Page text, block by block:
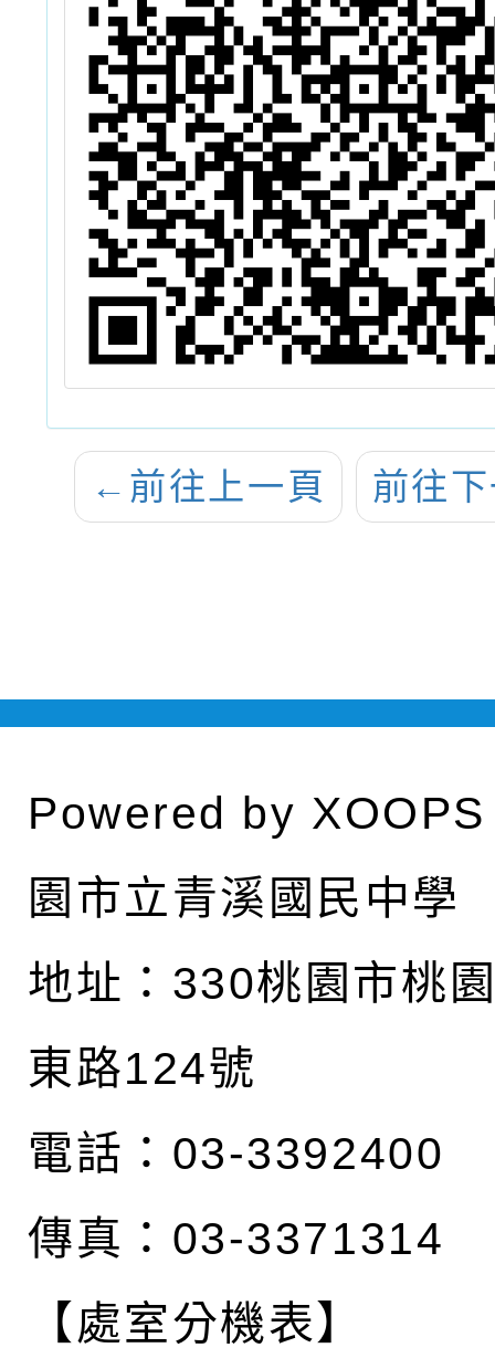
← 前往上一頁 前往
Powered by XOOPS
園市立青溪國民中學
地址： 330桃園市桃
東路124號
電話：03-3392400
傳真：03-3371314
【處室分機表】